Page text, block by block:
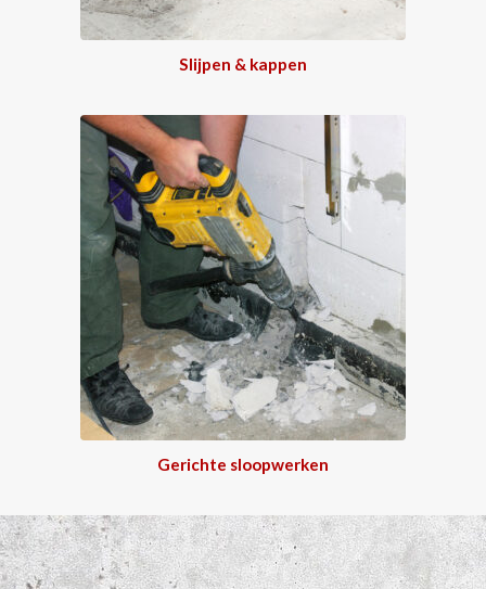
Slijpen & kappen
Gerichte sloopwerken